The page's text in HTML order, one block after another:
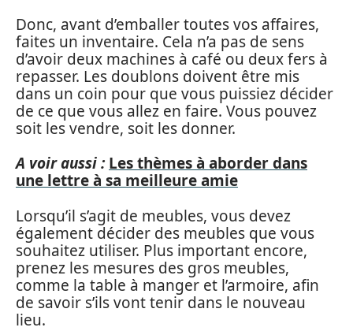
Donc, avant d’emballer toutes vos affaires,
faites un inventaire. Cela n’a pas de sens
d’avoir deux machines à café ou deux fers à
repasser. Les doublons doivent être mis
dans un coin pour que vous puissiez décider
de ce que vous allez en faire. Vous pouvez
soit les vendre, soit les donner.
A voir aussi : Les thèmes à aborder dans
une lettre à sa meilleure amie
Lorsqu’il s’agit de meubles, vous devez
également décider des meubles que vous
souhaitez utiliser. Plus important encore,
prenez les mesures des gros meubles,
comme la table à manger et l’armoire, afin
de savoir s’ils vont tenir dans le nouveau
lieu.